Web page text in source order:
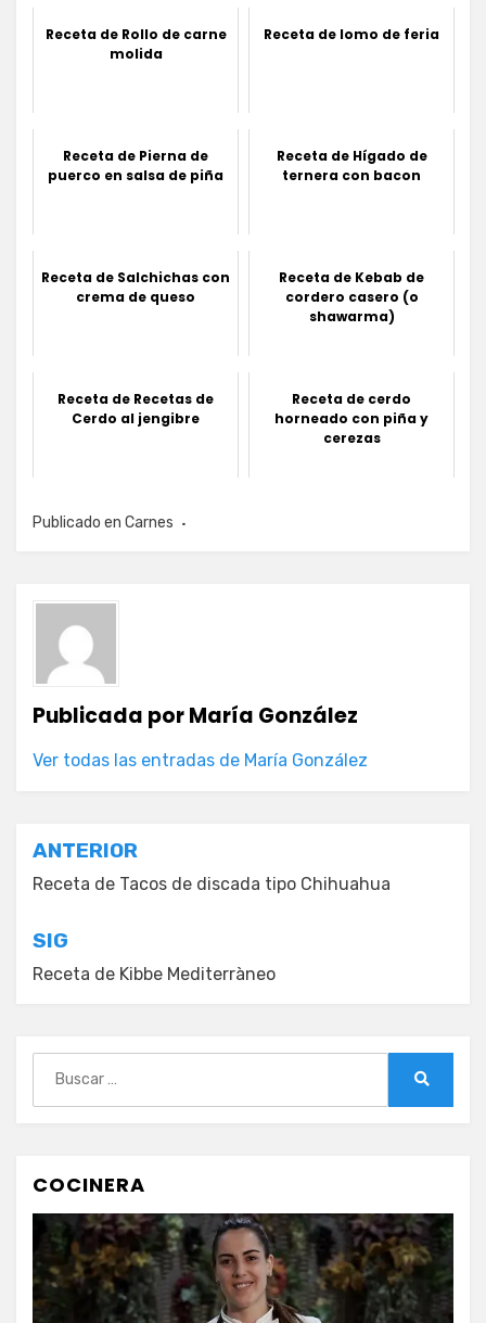
Receta de Rollo de carne
molida
Receta de lomo de feria
Receta de Pierna de
puerco en salsa de piña
Receta de Hígado de
ternera con bacon
Receta de Salchichas con
crema de queso
Receta de Kebab de
cordero casero (o
shawarma)
Receta de Recetas de
Cerdo al jengibre
Receta de cerdo
horneado con piña y
cerezas
Publicado en Carnes
Publicada porMaría González
Ver todas las entradas de María González
Navegación
de
entradas
ANTERIOR
Receta de Tacos de discada tipo Chihuahua
SIG
Receta de Kibbe Mediterràneo
COCINERA